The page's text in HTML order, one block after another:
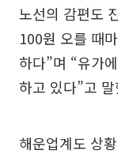
노선의 감편도
100원 오를 때
하다”며 “유가
하고 있다”고
해운업계도 상